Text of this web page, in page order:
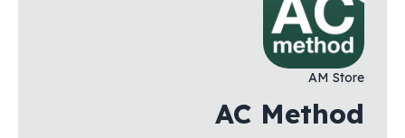
AM Store
AC Method